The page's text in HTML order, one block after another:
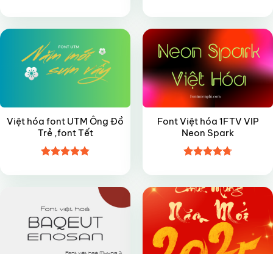
hạng4.95
sao
hạng55
sao
Việt hóa font UTM Ông Đồ
Trẻ ,font Tết
hạng4.85
Font Việt hóa 1FTV VIP
Neon Spark
hạng4.75
sao